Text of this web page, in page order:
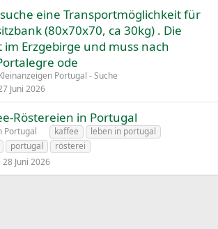
eine Transportmöglichkeit für
(80x70x70, ca 30kg) . Die
im Erzgebirge und muss nach
ode
Portugal - Suche
Juni 2026
Röstereien in Portugal
Portugal kaffee
leben in portugal
portugal
rösterei
28 Juni 2026